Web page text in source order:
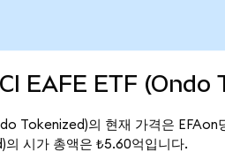
EAFE ETF (Ondo
Tokenized)의 현재 가격은
의 시가 총액은 ₺5.60억입니다.